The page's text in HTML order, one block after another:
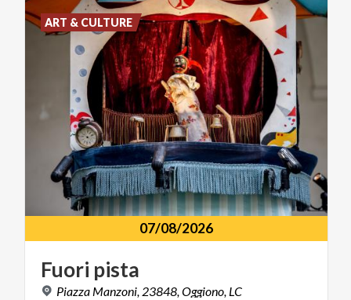
07/08/2026
Fuori pista
Piazza Manzoni, 23848,Oggiono, LC
ART & CULTURE